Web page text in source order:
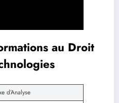
au Droit
d’Analyse